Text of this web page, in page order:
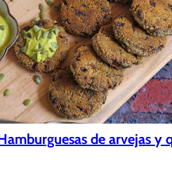
de arvejas y